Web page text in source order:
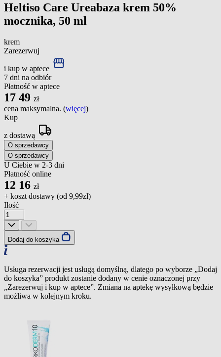
Heltiso Care Ureabaza krem 50%
mocznika, 50 ml
krem
Zarezerwuj
i kup w aptece
7 dni na odbiór
Płatność w aptece
17 49 zł
cena maksymalna. (więcej)
Kup
z dostawą
O sprzedawcy
O sprzedawcy
U Ciebie w 2-3 dni
Płatność online
12 16 zł
+ koszt dostawy (od 9,99zł)
Ilość
Dodaj do koszyka
Usługa rezerwacji jest usługą domyślną, dlatego po wyborze „Dodaj
do koszyka” produkt zostanie dodany w cenie oznaczonej przy
„Zarezerwuj i kup w aptece”. Zmiana na aptekę wysyłkową będzie
możliwa w kolejnym kroku.